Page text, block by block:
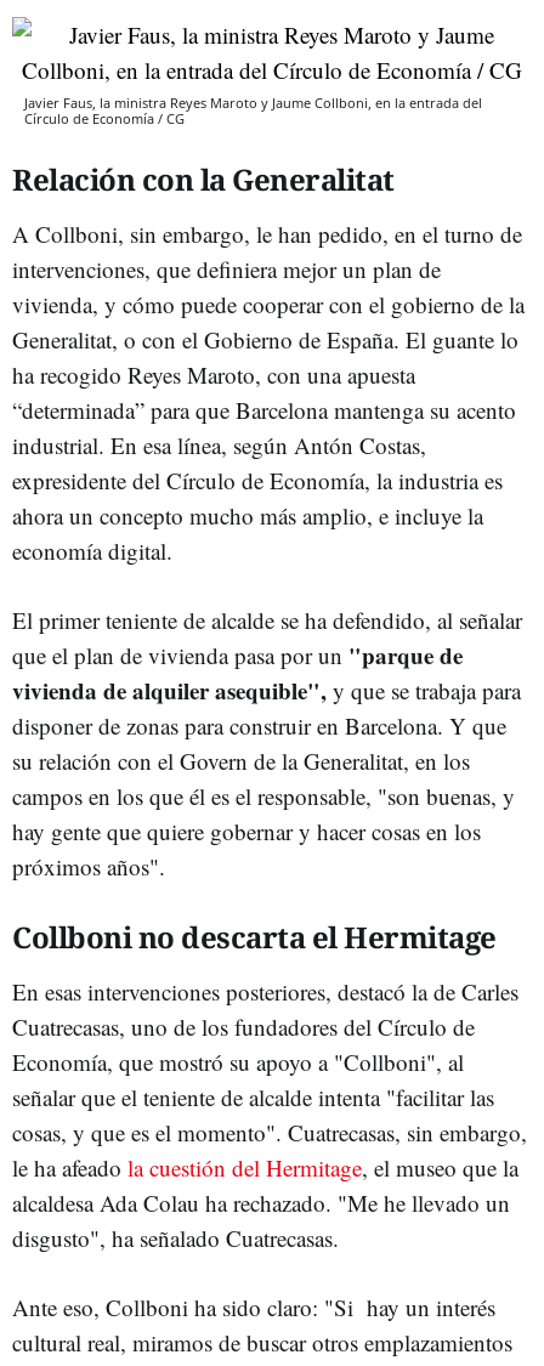
Javier Faus, la ministra Reyes Maroto y Jaume Collboni, en la entrada del
Círculo de Economía / CG
Relación con la Generalitat
A Collboni, sin embargo, le han pedido, en el turno de
intervenciones, que definiera mejor un plan de
vivienda, y cómo puede cooperar con el gobierno de la
Generalitat, o con el Gobierno de España. El guante lo
ha recogido Reyes Maroto, con una apuesta
“determinada” para que Barcelona mantenga su acento
industrial. En esa línea, según Antón Costas,
expresidente del Círculo de Economía, la industria es
ahora un concepto mucho más amplio, e incluye la
economía digital.
El primer teniente de alcalde se ha defendido, al señalar
que el plan de vivienda pasa por un "parque de
vivienda de alquiler asequible", y que se trabaja para
disponer de zonas para construir en Barcelona. Y que
su relación con el Govern de la Generalitat, en los
campos en los que él es el responsable, "son buenas, y
hay gente que quiere gobernar y hacer cosas en los
próximos años".
Collboni no descarta el Hermitage
En esas intervenciones posteriores, destacó la de Carles
Cuatrecasas, uno de los fundadores del Círculo de
Economía, que mostró su apoyo a "Collboni", al
señalar que el teniente de alcalde intenta "facilitar las
cosas, y que es el momento". Cuatrecasas, sin embargo,
le ha afeado la cuestión del Hermitage, el museo que la
alcaldesa Ada Colau ha rechazado. "Me he llevado un
disgusto", ha señalado Cuatrecasas.
Ante eso, Collboni ha sido claro: "Si hay un interés
cultural real, miramos de buscar otros emplazamientos